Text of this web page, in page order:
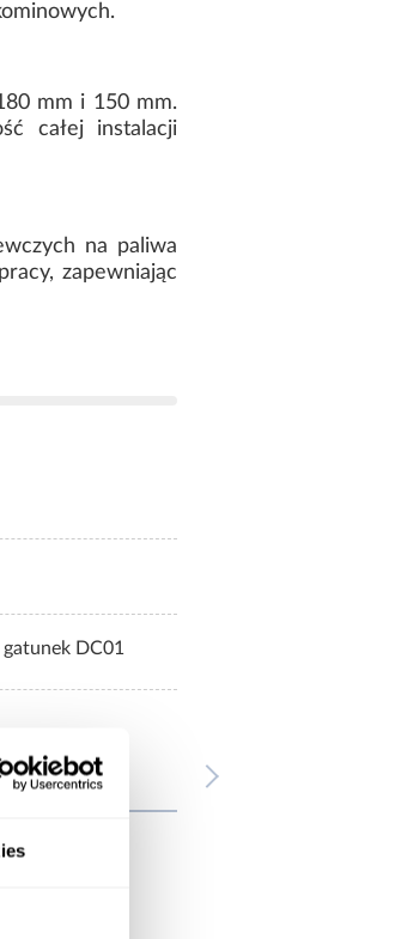
mm i 150 mm.
całej instalacji
na paliwa
zapewniając
DC01